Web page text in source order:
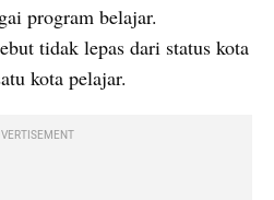
program belajar.
tidak lepas dari status kota
kota pelajar.